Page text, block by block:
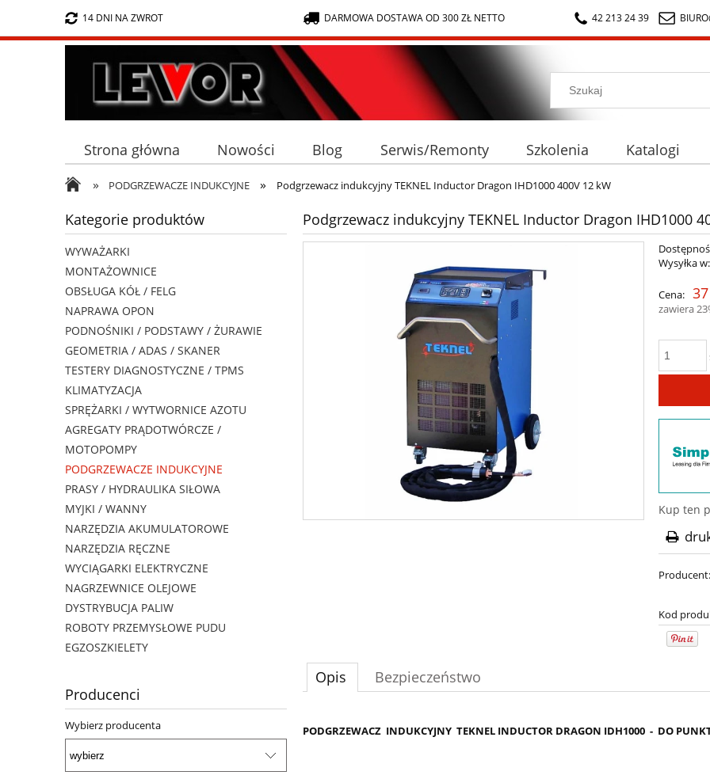
14 DNI NA ZWROT DARMOWA DOSTAWA OD 300 ZŁ NETTO 42 213 24 39
Strona główna Nowości Blog Serwis/Remonty Szkolenia Katalogi
» PODGRZEWACZE INDUKCYJNE » Podgrzewacz indukcyjny TEKNEL Inductor Dragon IHD1000 400V 12 kW
Kategorie produktów
WYWAŻARKI
MONTAŻOWNICE
OBSŁUGA KÓŁ / FELG
NAPRAWA OPON
PODNOŚNIKI / PODSTAWY / ŻURAWIE
GEOMETRIA / ADAS / SKANER
TESTERY DIAGNOSTYCZNE / TPMS
KLIMATYZACJA
SPRĘŻARKI / WYTWORNICE AZOTU
AGREGATY PRĄDOTWÓRCZE /
MOTOPOMPY
PODGRZEWACZE INDUKCYJNE
PRASY / HYDRAULIKA SIŁOWA
MYJKI / WANNY
NARZĘDZIA AKUMULATOROWE
NARZĘDZIA RĘCZNE
WYCIĄGARKI ELEKTRYCZNE
NAGRZEWNICE OLEJOWE
DYSTRYBUCJA PALIW
ROBOTY PRZEMYSŁOWE PUDU
EGZOSZKIELETY
Producenci
Wybierz producenta
Podgrzewacz indukcyjny TEKNEL Inductor Dragon IHD1000
Wysyłka w:
Cena:
zawiera
Kup ten
Producent:
Kod
Opis Bezpieczeństwo
PODGRZEWACZ INDUKCYJNY TEKNEL INDUCTOR DRAGON IDH1000 - DO